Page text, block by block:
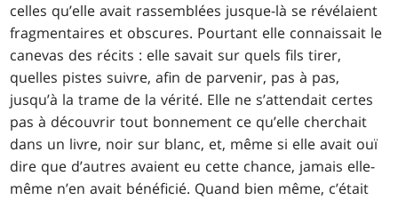
celles qu’elle avait rassemblées jusque-là se révélaient
fragmentaires et obscures. Pourtant elle connaissait le
canevas des récits : elle savait sur quels fils tirer,
quelles pistes suivre, afin de parvenir, pas à pas,
jusqu’à la trame de la vérité. Elle ne s’attendait certes
pas à découvrir tout bonnement ce qu’elle cherchait
dans un livre, noir sur blanc, et, même si elle avait ouï
dire que d’autres avaient eu cette chance, jamais elle-
même n’en avait bénéficié. Quand bien même, c’était